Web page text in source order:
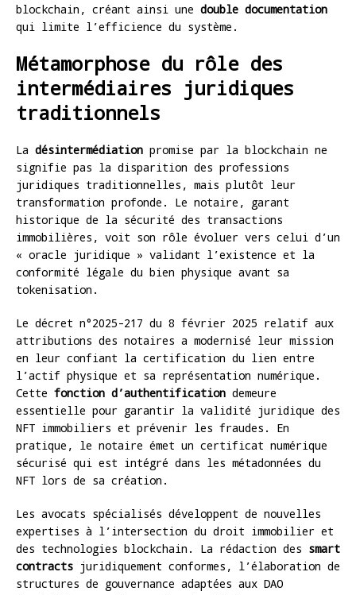
blockchain, créant ainsi une double documentation
qui limite l’efficience du système.
Métamorphose du rôle des
intermédiaires juridiques
traditionnels
La désintermédiation promise par la blockchain ne
signifie pas la disparition des professions
juridiques traditionnelles, mais plutôt leur
transformation profonde. Le notaire, garant
historique de la sécurité des transactions
immobilières, voit son rôle évoluer vers celui d’un
« oracle juridique » validant l’existence et la
conformité légale du bien physique avant sa
tokenisation.
Le décret n°2025-217 du 8 février 2025 relatif aux
attributions des notaires a modernisé leur mission
en leur confiant la certification du lien entre
l’actif physique et sa représentation numérique.
Cette fonction d’authentification demeure
essentielle pour garantir la validité juridique des
NFT immobiliers et prévenir les fraudes. En
pratique, le notaire émet un certificat numérique
sécurisé qui est intégré dans les métadonnées du
NFT lors de sa création.
Les avocats spécialisés développent de nouvelles
expertises à l’intersection du droit immobilier et
des technologies blockchain. La rédaction des smart
contracts juridiquement conformes, l’élaboration de
structures de gouvernance adaptées aux DAO